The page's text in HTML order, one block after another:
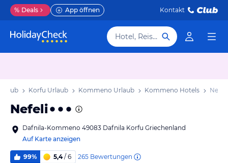
% Deals App öffnen Kontakt
Hotel, Reiseziel
Korfu Urlaub Kommeno Urlaub Kommeno Hotels Nefeli
Nefeli
Dafnila-Kommeno 49083 Dafnila Korfu Griechenland
Auf Karte anzeigen
99% 5,4/ 6 265 Bewertungen